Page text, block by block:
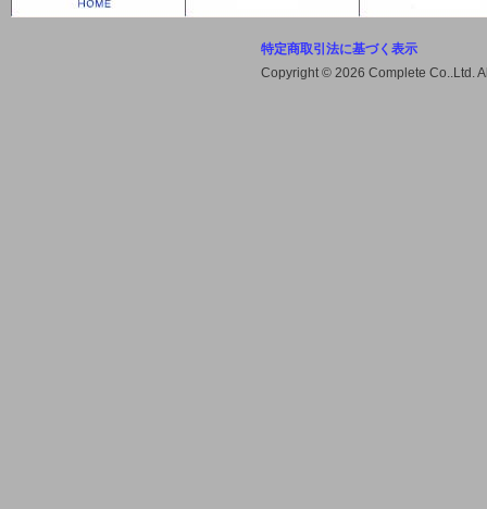
【電子マネー決済のお知らせ】
特定商取引法に基づく表示
Copyright © 2026 Complete Co..Ltd.